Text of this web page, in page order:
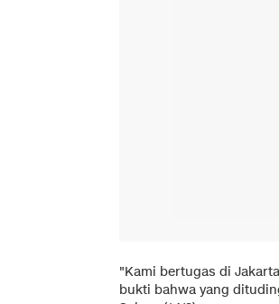
"Kami bertugas di
bukti bahwa yang